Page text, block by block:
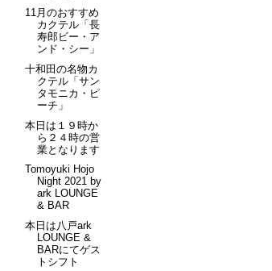
11月のおすすめ
カクテル「長
寿郎ビー・ア
ンド・シー」
十和田の名物カ
クテル「サン
タモニカ・ピ
ーチ」
本日は１９時か
ら２４時の営
業となります
Tomoyuki Hojo
Night 2021 by
ark LOUNGE
& BAR
本日は八戸ark
LOUNGE &
BARにてゲス
トシフト